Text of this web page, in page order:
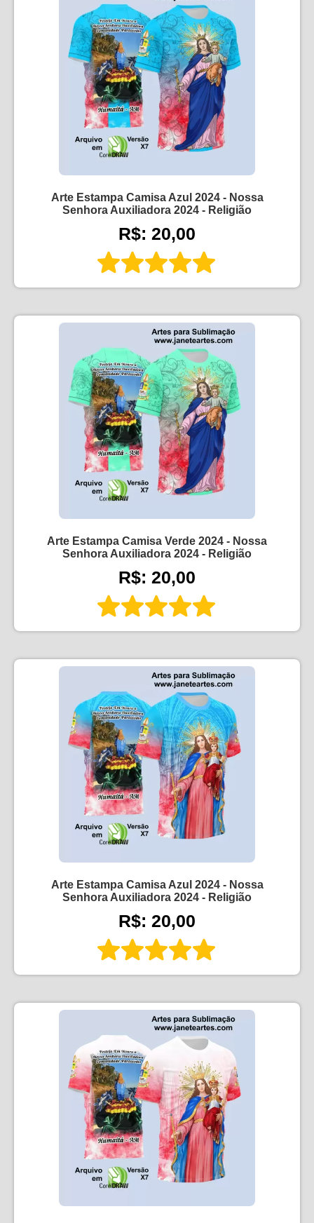
Arte Estampa Camisa Azul 2024 - Nossa
Senhora Auxiliadora 2024 - Religião
R$: 20,00
Arte Estampa Camisa Verde 2024 - Nossa
Senhora Auxiliadora 2024 - Religião
R$: 20,00
Arte Estampa Camisa Azul 2024 - Nossa
Senhora Auxiliadora 2024 - Religião
R$: 20,00